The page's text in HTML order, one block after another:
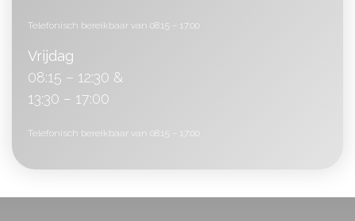
Telefonisch bereikbaar van 08:15 – 17:00
Vrijdag
08:15 – 12:30 &
13:30 – 17:00
Telefonisch bereikbaar van 08:15 – 17:00